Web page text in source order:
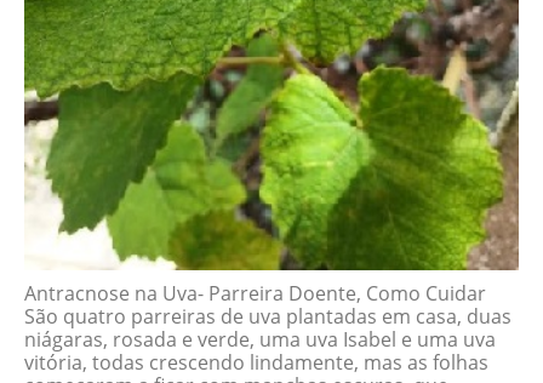
Antracnose na Uva- Parreira Doente, Como Cuidar
São quatro parreiras de uva plantadas em casa, duas
niágaras, rosada e verde, uma uva Isabel e uma uva
vitória, todas crescendo lindamente, mas as folhas